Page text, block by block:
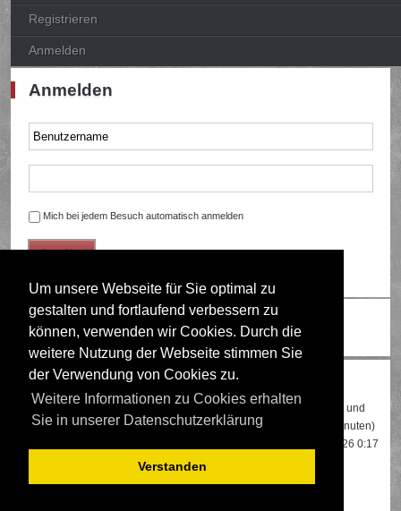
Um unsere Webseite für Sie optimal zu
gestalten und fortlaufend verbessern zu
können, verwenden wir Cookies. Durch die
weitere Nutzung der Webseite stimmen Sie
der Verwendung von Cookies zu.
Weitere Informationen zu Cookies erhalten
Sie in unserer Datenschutzerklärung
Verstanden
Registrieren
Anmelden
Anmelden
Mich bei jedem Besuch automatisch anmelden
Ändere Schriftgröße
Wer ist online?
Insgesamt sind552Besucher online: 2 registrierte, 0 unsichtbare und
550 Gäste (basierend auf den aktiven Besuchern der letzten 5 Minuten)
Besuchern, die am 13.04.2026 0:17
gleichzeitig online waren.